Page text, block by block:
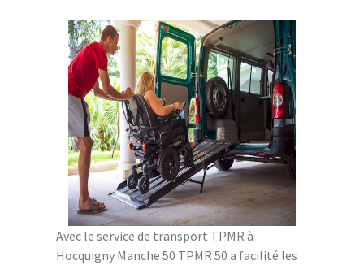
Avec le service de transport TPMR à
Hocquigny Manche 50 TPMR 50 a facilité les